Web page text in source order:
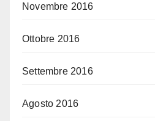
Novembre 2016
Ottobre 2016
Settembre 2016
Agosto 2016